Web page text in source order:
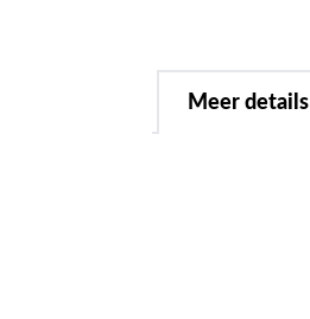
Meer details